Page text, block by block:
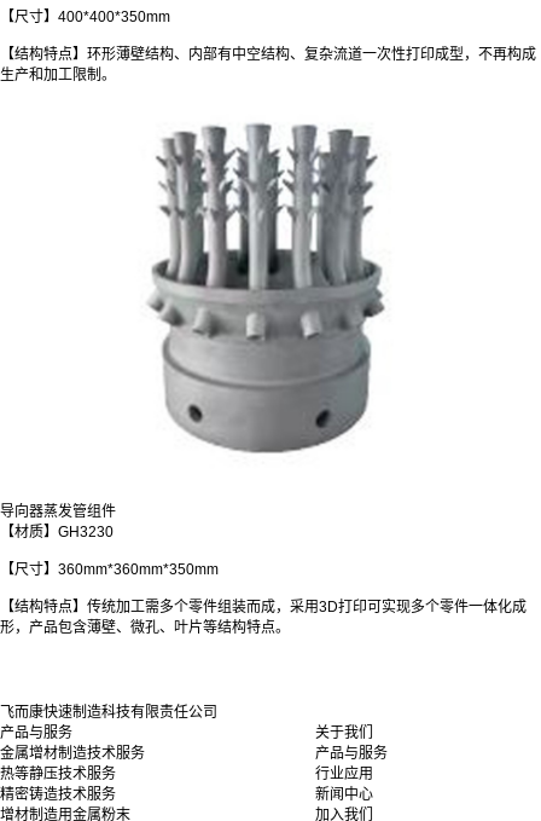
【尺寸】400*400*350mm
【结构特点】环形薄壁结构、内部有中空结构、复杂流道一次性打印成型，不再构成
生产和加工限制。
导向器蒸发管组件
【材质】GH3230
【尺寸】360mm*360mm*350mm
【结构特点】传统加工需多个零件组装而成，采用3D打印可实现多个零件一体化成
形，产品包含薄壁、微孔、叶片等结构特点。
飞而康快速制造科技有限责任公司
产品与服务
金属增材制造技术服务
热等静压技术服务
精密铸造技术服务
增材制造用金属粉末
关于我们
产品与服务
行业应用
新闻中心
加入我们